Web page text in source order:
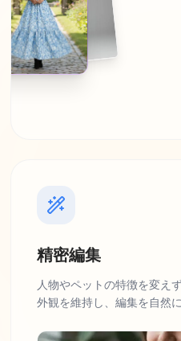
精密編集
人物やペットの特徴を変え
外観を維持し、編集を自然に